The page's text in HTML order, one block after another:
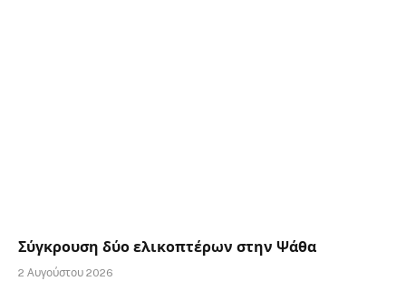
Σύγκρουση δύο ελικοπτέρων στην Ψάθα
2 Αυγούστου 2026